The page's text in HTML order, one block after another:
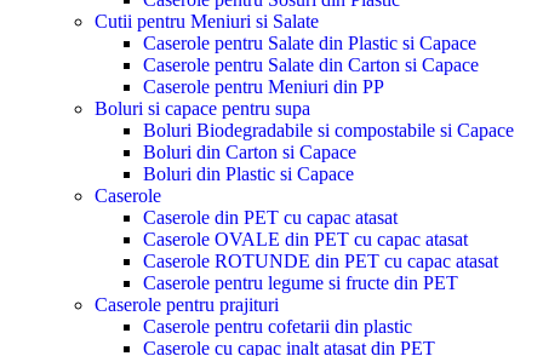
Cutii pentru Meniuri si Salate
Caserole pentru Salate din Plastic si Capace
Caserole pentru Salate din Carton si Capace
Caserole pentru Meniuri din PP
Boluri si capace pentru supa
Boluri Biodegradabile si compostabile si Capace
Boluri din Carton si Capace
Boluri din Plastic si Capace
Caserole
Caserole din PET cu capac atasat
Caserole OVALE din PET cu capac atasat
Caserole ROTUNDE din PET cu capac atasat
Caserole pentru legume si fructe din PET
Caserole pentru prajituri
Caserole pentru cofetarii din plastic
Caserole cu capac inalt atasat din PET